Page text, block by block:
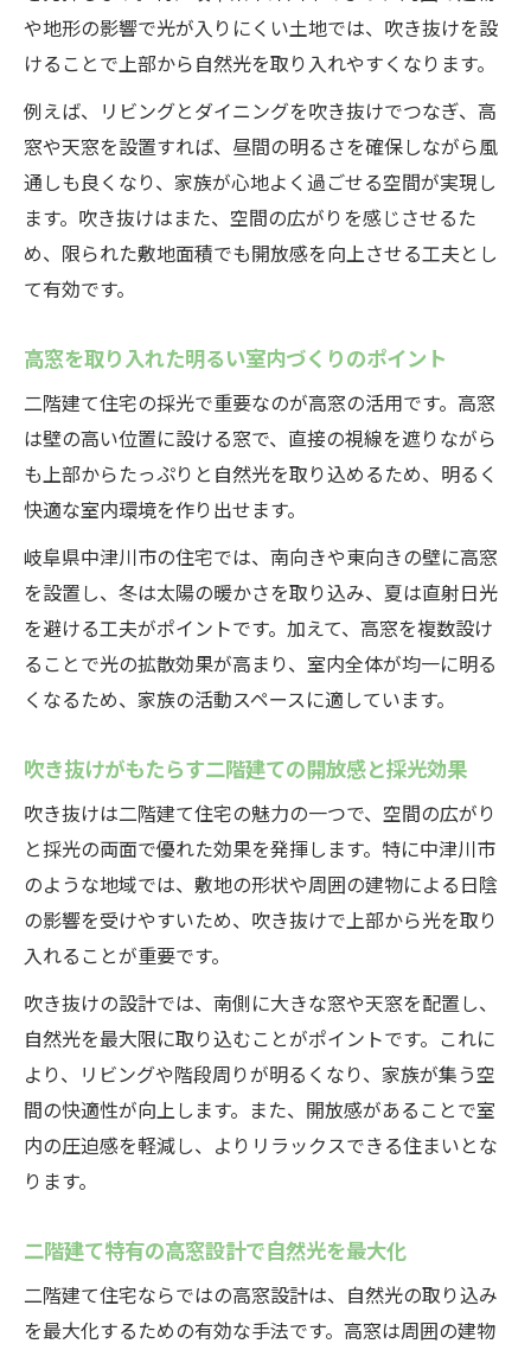
や地形の影響で光が入りにくい土地では、吹き抜けを設
けることで上部から自然光を取り入れやすくなります。
例えば、リビングとダイニングを吹き抜けでつなぎ、高
窓や天窓を設置すれば、昼間の明るさを確保しながら風
通しも良くなり、家族が心地よく過ごせる空間が実現し
ます。吹き抜けはまた、空間の広がりを感じさせるた
め、限られた敷地面積でも開放感を向上させる工夫とし
て有効です。
高窓を取り入れた明るい室内づくりのポイント
二階建て住宅の採光で重要なのが高窓の活用です。高窓
は壁の高い位置に設ける窓で、直接の視線を遮りながら
も上部からたっぷりと自然光を取り込めるため、明るく
快適な室内環境を作り出せます。
岐阜県中津川市の住宅では、南向きや東向きの壁に高窓
を設置し、冬は太陽の暖かさを取り込み、夏は直射日光
を避ける工夫がポイントです。加えて、高窓を複数設け
ることで光の拡散効果が高まり、室内全体が均一に明る
くなるため、家族の活動スペースに適しています。
吹き抜けがもたらす二階建ての開放感と採光効果
吹き抜けは二階建て住宅の魅力の一つで、空間の広がり
と採光の両面で優れた効果を発揮します。特に中津川市
のような地域では、敷地の形状や周囲の建物による日陰
の影響を受けやすいため、吹き抜けで上部から光を取り
入れることが重要です。
吹き抜けの設計では、南側に大きな窓や天窓を配置し、
自然光を最大限に取り込むことがポイントです。これに
より、リビングや階段周りが明るくなり、家族が集う空
間の快適性が向上します。また、開放感があることで室
内の圧迫感を軽減し、よりリラックスできる住まいとな
ります。
二階建て特有の高窓設計で自然光を最大化
二階建て住宅ならではの高窓設計は、自然光の取り込み
を最大化するための有効な手法です。高窓は周囲の建物